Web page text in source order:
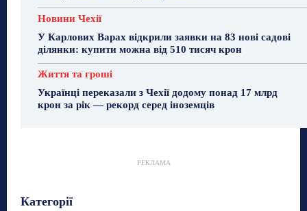
Новини Чехії
У Карлових Варах відкрили заявки на 83 нові садові
ділянки: купити можна від 510 тисяч крон
Життя та гроші
Українці переказали з Чехії додому понад 17 млрд
крон за рік — рекорд серед іноземців
РЕКЛАМА
Категорії